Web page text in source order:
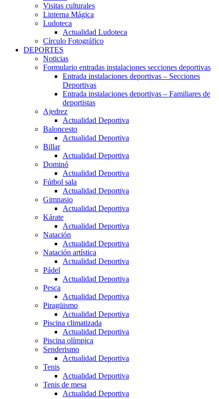
Visitas culturales
Linterna Mágica
Ludoteca
Actualidad Ludoteca
Círculo Fotográfico
DEPORTES
Noticias
Formulario entradas instalaciones secciones deportivas
Entrada instalaciones deportivas – Secciones
Deportivas
Entrada instalaciones deportivas – Familiares de
deportistas
Ajedrez
Actualidad Deportiva
Baloncesto
Actualidad Deportiva
Billar
Actualidad Deportiva
Dominó
Actualidad Deportiva
Fútbol sala
Actualidad Deportiva
Gimnasio
Actualidad Deportiva
Kárate
Actualidad Deportiva
Natación
Actualidad Deportiva
Natación artística
Actualidad Deportiva
Pádel
Actualidad Deportiva
Pesca
Actualidad Deportiva
Piragüismo
Actualidad Deportiva
Piscina climatizada
Actualidad Deportiva
Piscina olímpica
Senderismo
Actualidad Deportiva
Tenis
Actualidad Deportiva
Tenis de mesa
Actualidad Deportiva